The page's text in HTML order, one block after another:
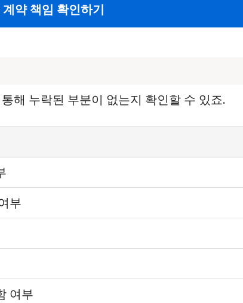
약 책임 확인하기
해 누락된 부분이 없는지 확인할 수 있죠.
부
여부